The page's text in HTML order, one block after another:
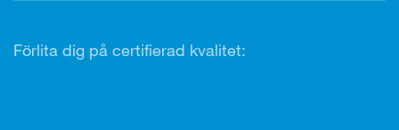
Förlita dig på certifierad kvalitet: